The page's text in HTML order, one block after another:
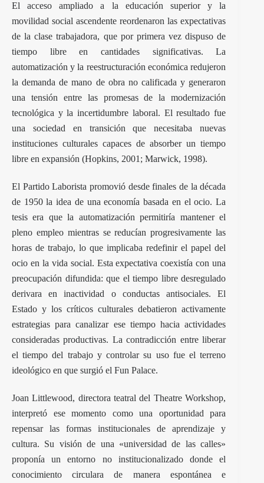
El acceso ampliado a la educación superior y la
movilidad social ascendente reordenaron las expectativas
de la clase trabajadora, que por primera vez dispuso de
tiempo libre en cantidades significativas. La
automatización y la reestructuración económica redujeron
la demanda de mano de obra no calificada y generaron
una tensión entre las promesas de la modernización
tecnológica y la incertidumbre laboral. El resultado fue
una sociedad en transición que necesitaba nuevas
instituciones culturales capaces de absorber un tiempo
libre en expansión (Hopkins, 2001; Marwick, 1998).
El Partido Laborista promovió desde finales de la década
de 1950 la idea de una economía basada en el ocio. La
tesis era que la automatización permitiría mantener el
pleno empleo mientras se reducían progresivamente las
horas de trabajo, lo que implicaba redefinir el papel del
ocio en la vida social. Esta expectativa coexistía con una
preocupación difundida: que el tiempo libre desregulado
derivara en inactividad o conductas antisociales. El
Estado y los críticos culturales debatieron activamente
estrategias para canalizar ese tiempo hacia actividades
consideradas productivas. La contradicción entre liberar
el tiempo del trabajo y controlar su uso fue el terreno
ideológico en que surgió el Fun Palace.
Joan Littlewood, directora teatral del Theatre Workshop,
interpretó ese momento como una oportunidad para
repensar las formas institucionales de aprendizaje y
cultura. Su visión de una «universidad de las calles»
proponía un entorno no institucionalizado donde el
conocimiento circulara de manera espontánea e